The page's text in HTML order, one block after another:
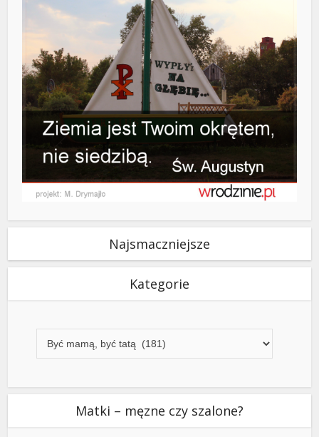
Najsmaczniejsze
Kategorie
Matki – męzne czy szalone?